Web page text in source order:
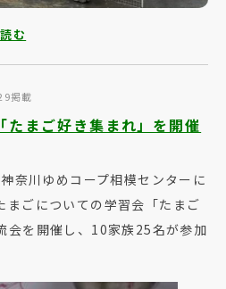
む
掲載
たまご好き集まれ」を開催
奈川ゆめコープ相模センターに
まごについての学習会「たまご
会を開催し、10家族25名が参加